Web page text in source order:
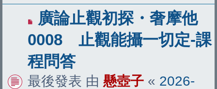
有
新
文
章
廣論止觀初探・奢摩他
0008 止觀能攝一切定-課
程問答
最後發表 由 懸壺子 « 2026-